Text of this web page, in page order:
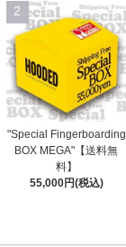
2
"Special Fingerboarding
BOX MEGA"【送料無
料】
55,000円(税込)